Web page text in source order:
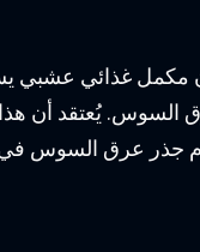
مكمل غذائي عشبي
السوس. يُعتقد أن
جذر عرق السوس في